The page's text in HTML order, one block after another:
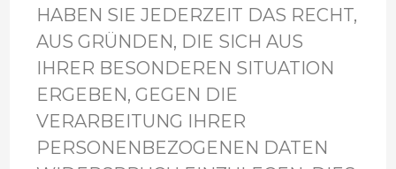
HABEN SIE JEDERZEIT DAS RECHT,
AUS GRÜNDEN, DIE SICH AUS
IHRER BESONDEREN SITUATION
ERGEBEN, GEGEN DIE
VERARBEITUNG IHRER
PERSONENBEZOGENEN DATEN